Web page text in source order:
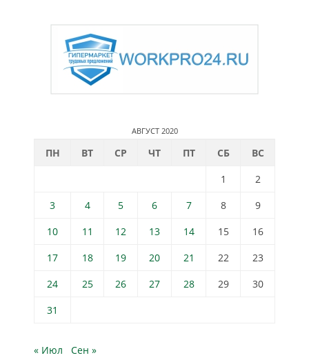
АВГУСТ 2020
ПН ВТ СР ЧТ ПТ СБ
ВС
1
2
3
4 5 6 7 8
9
10
11 12 13 14 15
16
17
18 19 20 21 22
23
24
25 26 27 28 29
30
31
« Июл Сен »